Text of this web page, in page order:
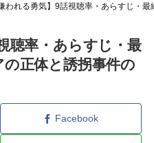
嫌われる勇気】9話視聴率・あらすじ・
聴率・あらすじ・最
正体と誘拐事件の
Facebook